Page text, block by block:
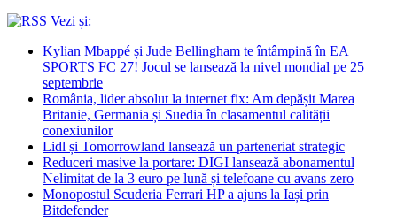
Vezi și:
Kylian Mbappé și Jude Bellingham te întâmpină în EA
SPORTS FC 27! Jocul se lansează la nivel mondial pe 25
septembrie
România, lider absolut la internet fix: Am depășit Marea
Britanie, Germania și Suedia în clasamentul calității
conexiunilor
Lidl și Tomorrowland lansează un parteneriat strategic
Reduceri masive la portare: DIGI lansează abonamentul
Nelimitat de la 3 euro pe lună și telefoane cu avans zero
Monopostul Scuderia Ferrari HP a ajuns la Iași prin
Bitdefender